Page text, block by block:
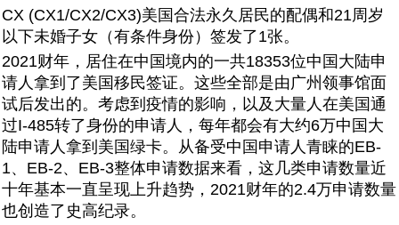
CX (CX1/CX2/CX3)美国合法永久居民的配偶和21周岁
以下未婚子女（有条件身份）签发了1张。
2021财年，居住在中国境内的一共18353位中国大陆申
请人拿到了美国移民签证。这些全部是由广州领事馆面
试后发出的。考虑到疫情的影响，以及大量人在美国通
过I-485转了身份的申请人，每年都会有大约6万中国大
陆申请人拿到美国绿卡。从备受中国申请人青睐的EB-
1、EB-2、EB-3整体申请数据来看，这几类申请数量近
十年基本一直呈现上升趋势，2021财年的2.4万申请数量
也创造了史高纪录。